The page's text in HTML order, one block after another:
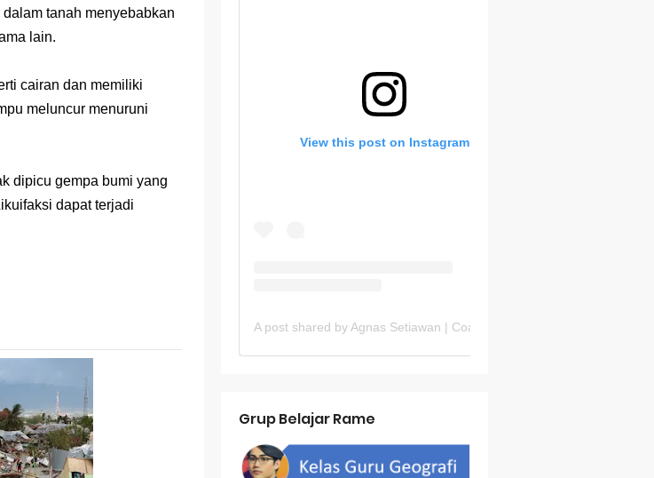
Analisa Informasi Geospasial
😤 TKA 2025 Beda Level. Kuasai 150 Bank Soal HOTS Sekarang!
2025 + Kunci Jawaban
Berat
tanah menyebabkan
lain.
cairan dan memiliki
meluncur menuruni
dipicu gempa bumi yang
dapat terjadi
View this post on Instagram
Grup Belajar Rame